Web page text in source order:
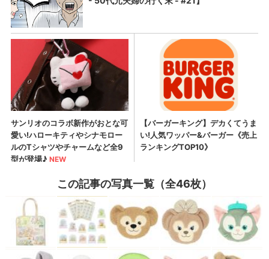
この記事の写真一覧（全46枚）